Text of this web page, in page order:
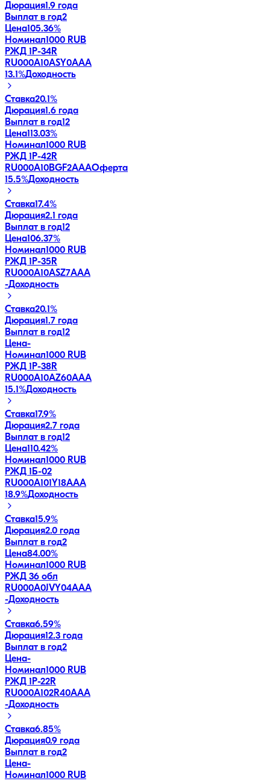
Дюрация1.9 года
Выплат в год2
Цена105.36%
Номинал1000 RUB
РЖД 1Р-34R
RU000A10ASY0AAA
13.1%Доходность
Ставка20.1%
Дюрация1.6 года
Выплат в год12
Цена113.03%
Номинал1000 RUB
РЖД 1Р-42R
RU000A10BGF2AAAОферта
15.5%Доходность
Ставка17.4%
Дюрация2.1 года
Выплат в год12
Цена106.37%
Номинал1000 RUB
РЖД 1Р-35R
RU000A10ASZ7AAA
-Доходность
Ставка20.1%
Дюрация1.7 года
Выплат в год12
Цена-
Номинал1000 RUB
РЖД 1Р-38R
RU000A10AZ60AAA
15.1%Доходность
Ставка17.9%
Дюрация2.7 года
Выплат в год12
Цена110.42%
Номинал1000 RUB
РЖД 1Б-02
RU000A101Y18AAA
18.9%Доходность
Ставка15.9%
Дюрация2.0 года
Выплат в год2
Цена84.00%
Номинал1000 RUB
РЖД 36 обл
RU000A0JVY04AAA
-Доходность
Ставка6.59%
Дюрация12.3 года
Выплат в год2
Цена-
Номинал1000 RUB
РЖД 1Р-22R
RU000A102R40AAA
-Доходность
Ставка6.85%
Дюрация0.9 года
Выплат в год2
Цена-
Номинал1000 RUB